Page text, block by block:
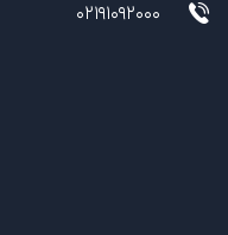
02191092000